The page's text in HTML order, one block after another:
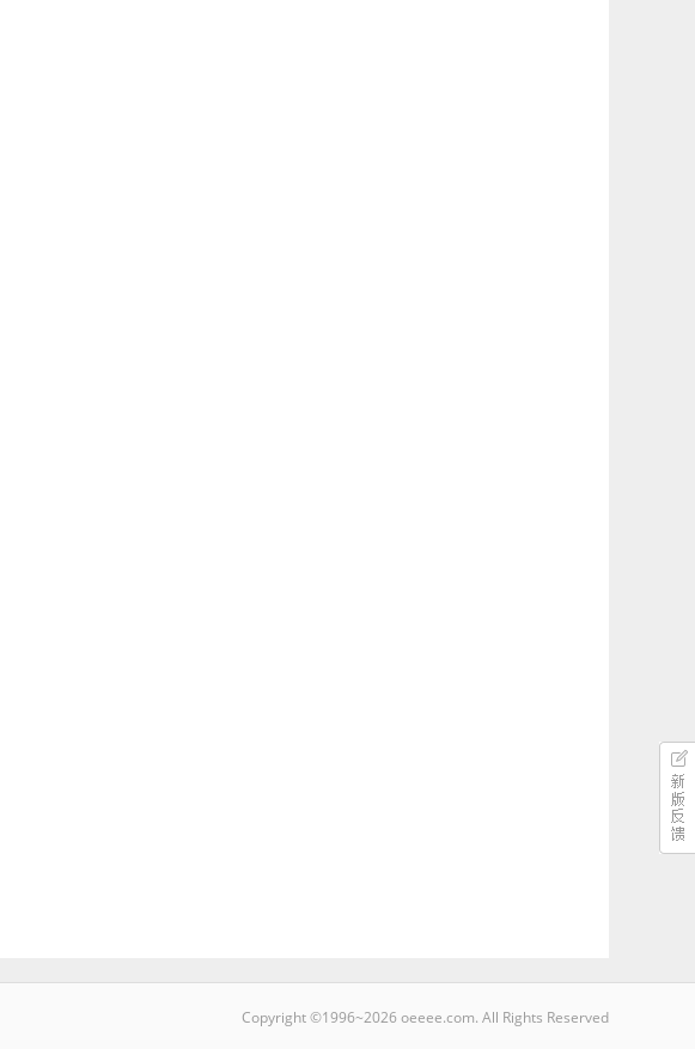
Copyright ©1996~2026 oeeee.com. All Rights Reserved